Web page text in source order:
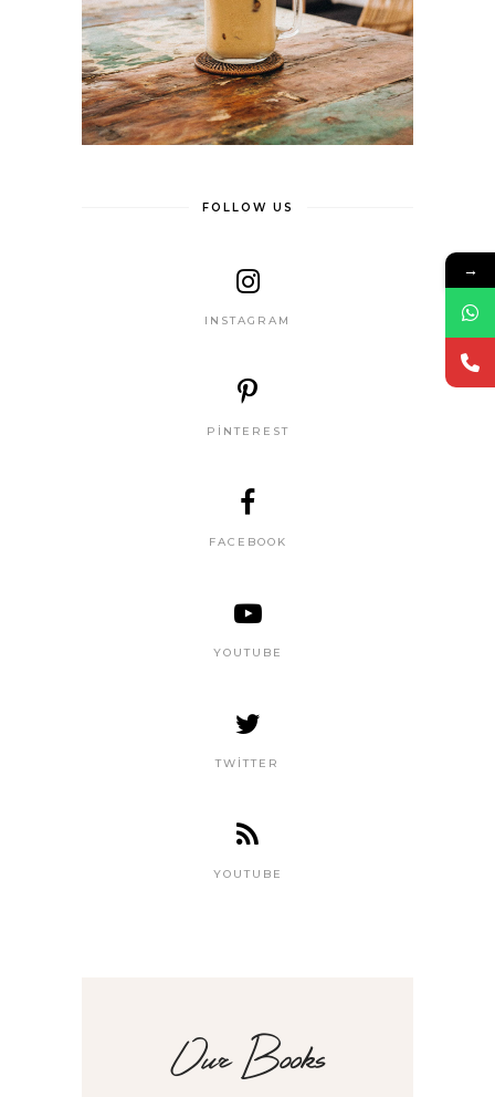
FOLLOW US
INSTAGRAM
PINTEREST
FACEBOOK
YOUTUBE
TWITTER
YOUTUBE
→